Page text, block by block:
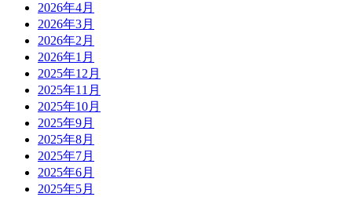
2026年4月
2026年3月
2026年2月
2026年1月
2025年12月
2025年11月
2025年10月
2025年9月
2025年8月
2025年7月
2025年6月
2025年5月